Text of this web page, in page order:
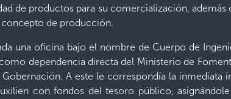
de productos para su comercialización,
de producción.
una oficina bajo el nombre de Cuerpo de
dependencia directa del Ministerio de
A este le correspondía la inmediata
con fondos del tesoro público,